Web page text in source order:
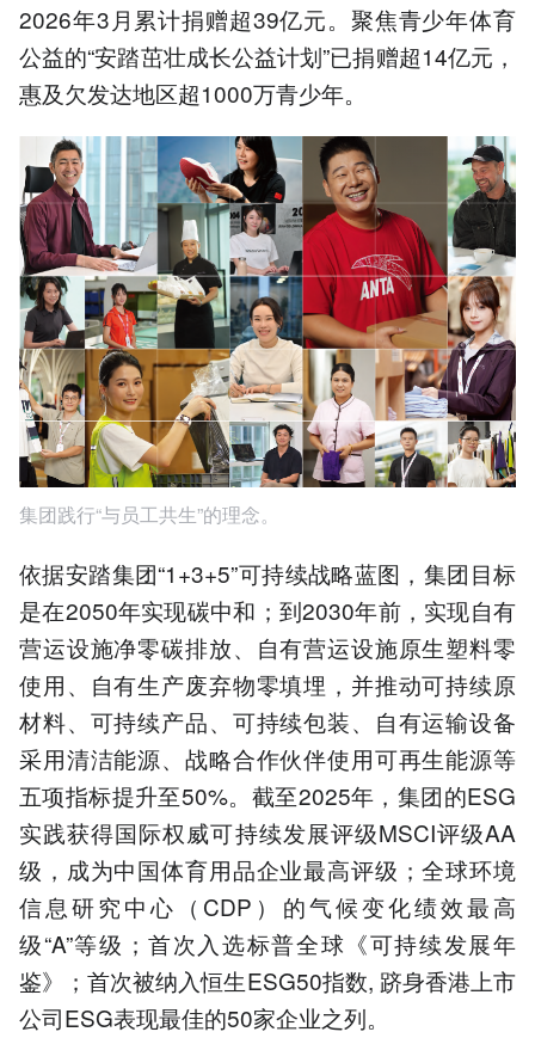
2026年3月累计捐赠超39亿元。聚焦青少年体育
公益的“安踏茁壮成长公益计划”已捐赠超14亿元，
惠及欠发达地区超1000万青少年。
集团践行“与员工共生”的理念。
依据安踏集团“1+3+5”可持续战略蓝图，集团目标
是在2050年实现碳中和；到2030年前，实现自有
营运设施净零碳排放、自有营运设施原生塑料零
使用、自有生产废弃物零填埋，并推动可持续原
材料、可持续产品、可持续包装、自有运输设备
采用清洁能源、战略合作伙伴使用可再生能源等
五项指标提升至50%。截至2025年，集团的ESG
实践获得国际权威可持续发展评级MSCI评级AA
级，成为中国体育用品企业最高评级；全球环境
信息研究中心（CDP）的气候变化绩效最高
级“A”等级；首次入选标普全球《可持续发展年
鉴》；首次被纳入恒生ESG50指数, 跻身香港上市
公司ESG表现最佳的50家企业之列。